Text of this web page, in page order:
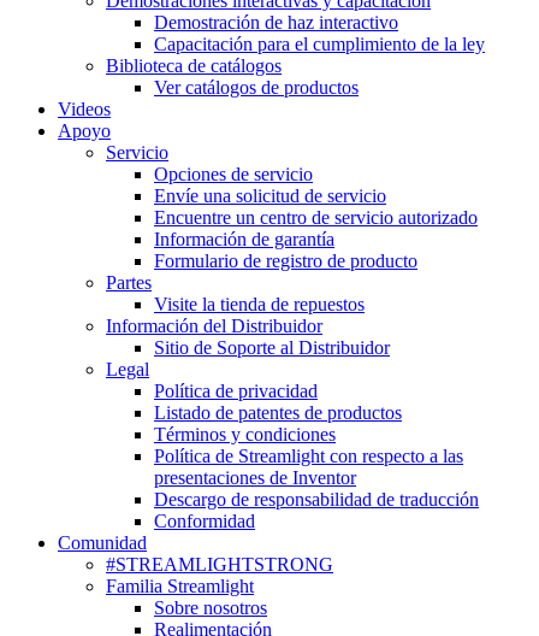
Demostración de haz interactivo
Capacitación para el cumplimiento de la ley
Biblioteca de catálogos
Ver catálogos de productos
Videos
Apoyo
Servicio
Opciones de servicio
Envíe una solicitud de servicio
Encuentre un centro de servicio autorizado
Información de garantía
Formulario de registro de producto
Partes
Visite la tienda de repuestos
Información del Distribuidor
Sitio de Soporte al Distribuidor
Legal
Política de privacidad
Listado de patentes de productos
Términos y condiciones
Política de Streamlight con respecto a las
presentaciones de Inventor
Descargo de responsabilidad de traducción
Conformidad
Comunidad
#STREAMLIGHTSTRONG
Familia Streamlight
Sobre nosotros
Realimentación